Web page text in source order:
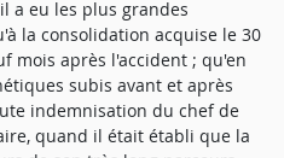
a eu les plus grandes
la consolidation acquise le 30
mois après l'accident ; qu'en
subis avant et après
indemnisation du chef de
quand il était établi que la